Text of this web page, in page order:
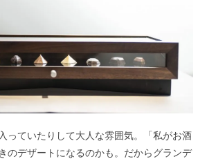
っていたりして大人な雰囲気。「私がお酒
のデザートになるのかも。だからグランデ